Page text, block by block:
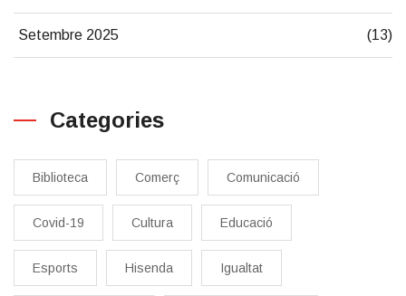
Setembre 2025 (13)
Categories
Biblioteca Comerç Comunicació
Covid-19 Cultura Educació
Esports Hisenda Igualtat